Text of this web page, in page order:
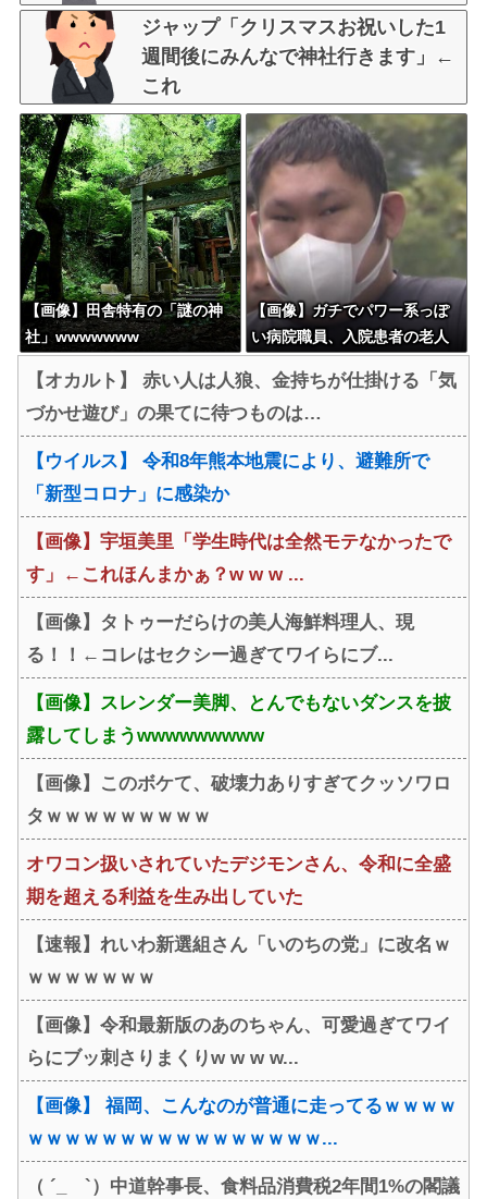
ジャップ「クリスマスお祝いした1
週間後にみんなで神社行きます」←
これ
【画像】田舎特有の「謎の神
社」wwwwwww
【画像】ガチでパワー系っぽ
い病院職員、入院患者の老人
【オカルト】 赤い人は人狼、金持ちが仕掛ける「気
づかせ遊び」の果てに待つものは…
【ウイルス】 令和8年熊本地震により、避難所で
「新型コロナ」に感染か
【画像】宇垣美里「学生時代は全然モテなかったで
す」←これほんまかぁ？w w w ...
【画像】タトゥーだらけの美人海鮮料理人、現
る！！←コレはセクシー過ぎてワイらにブ...
【画像】スレンダー美脚、とんでもないダンスを披
露してしまうwwwwwwwww
【画像】このボケて、破壊力ありすぎてクッソワロ
タｗｗｗｗｗｗｗｗｗ
オワコン扱いされていたデジモンさん、令和に全盛
期を超える利益を生み出していた
【速報】れいわ新選組さん「いのちの党」に改名ｗ
ｗｗｗｗｗｗｗ
【画像】令和最新版のあのちゃん、可愛過ぎてワイ
らにブッ刺さりまくりw w w w...
【画像】 福岡、こんなのが普通に走ってるｗｗｗｗ
ｗｗｗｗｗｗｗｗｗｗｗｗｗｗｗｗ...
（ ´_ゝ`）中道幹事長、食料品消費税2年間1%の閣議